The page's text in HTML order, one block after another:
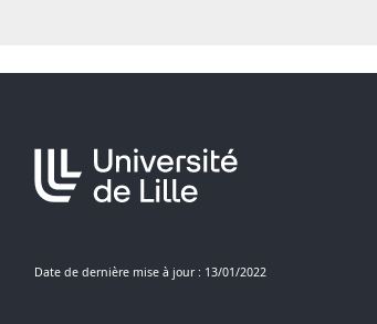
Date de dernière mise à jour : 13/01/2022